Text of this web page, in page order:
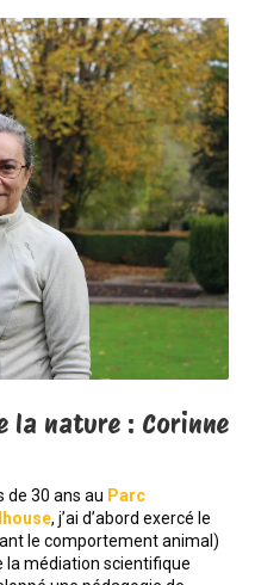
la nature : Corinne
de 30 ans au Parc
, j’ai d’abord exercé le
le comportement animal)
la médiation scientifique